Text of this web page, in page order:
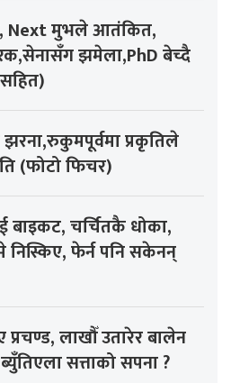
Next मुभले आतंकित,
झमेला,PhD बेच्दै
झरना,रुकुमपूर्वमा प्रकृतिले
(फोटो फिचर)
बाइकट, चर्चितकै धोका,
निस्किए, फेर्न पनि सकेनन्
लाखौँ उतारेर बालेन
सत्ताको सपना ?